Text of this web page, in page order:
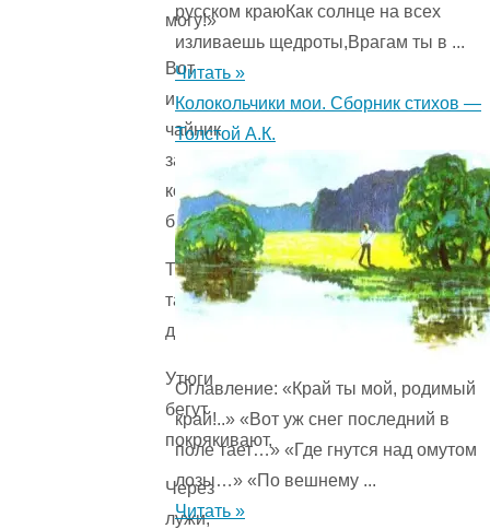
могу!»
Вот
и
чайник
за
кофейником
бежит,
Тараторит,
тараторит,
дребезжит…
Утюги
бегут
покрякивают,
Через
лужи,
русском краюКак солнце на всех
изливаешь щедроты,Врагам ты в ...
Читать »
Колокольчики мои. Сборник стихов —
Толстой А.К.
Оглавление: «Край ты мой, родимый
край!..» «Вот уж снег последний в
поле тает…» «Где гнутся над омутом
лозы…» «По вешнему ...
Читать »